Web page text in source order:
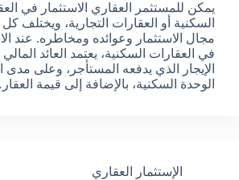
يمكن للمستثمر العقاري الاستثمار في
السكنية أو العقارات التجارية، ويختلف
مجال الاستثمار وعوائده ومخاطره. عند
في العقارات السكنية، يعتمد العائد
الإيجار الذي يدفعه المستأجر، وعلى مدى
الوحدة السكنية، بالإضافة إلى قيمة
الإستثمار العقاري